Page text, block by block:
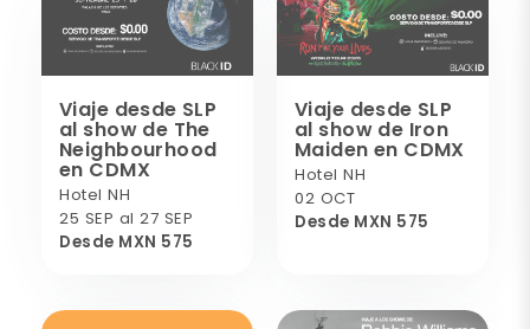
Viaje desde SLP
al show de The
Neighbourhood
en CDMX
Hotel NH
25 SEP al 27 SEP
Desde MXN 575
Viaje desde SLP
al show de Iron
Maiden en CDMX
Hotel NH
02 OCT
Desde MXN 575